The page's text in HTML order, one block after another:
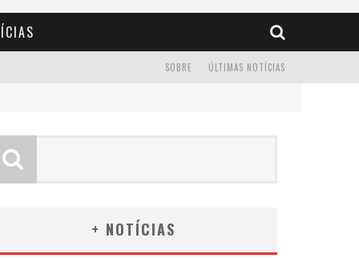
ÚLTIMAS NOTÍCIAS
SOBRE
+ NOTÍCIAS